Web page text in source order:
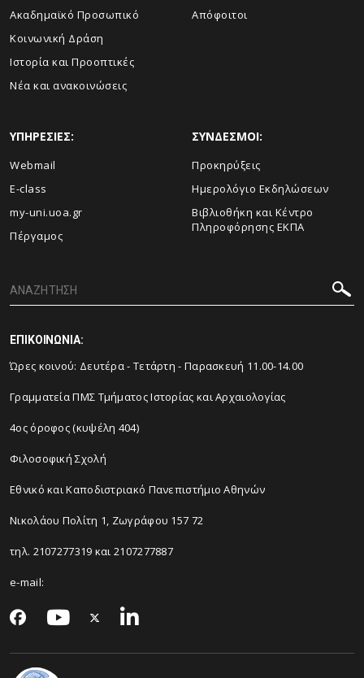
Ακαδημαϊκό Προσωπικό
Κοινωνική Δράση
Ιστορία και Προοπτικές
Νέα και ανακοινώσεις
Απόφοιτοι
ΥΠΗΡΕΣΙΕΣ:
Webmail
E-class
my-uni.uoa.gr
Πέργαμος
ΣΥΝΔΕΣΜΟΙ:
Προκηρύξεις
Ημερολόγιο Εκδηλώσεων
Βιβλιοθήκη και Κέντρο
Πληροφόρησης ΕΚΠΑ
ΕΠΙΚΟΙΝΩΝΙΑ:
Ώρες κοινού: Δευτέρα - Τετάρτη - Παρασκευή 11.00-14.00
Γραμματεία ΠΜΣ Τμήματος Ιστορίας και Αρχαιολογίας
4ος όροφος (κυψέλη 404)
Φιλοσοφική Σχολή
Εθνικό και Καποδιστριακό Πανεπιστήμιο Αθηνών
Νικολάου Πολίτη 1, Ζωγράφου 157 72
τηλ. 2107277319 και 2107277887
e-mail: